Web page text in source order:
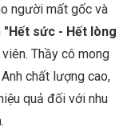
người mất gốc và
"Hết sức - Hết lòng
Thầy cô mong
chất lượng cao,
quả đối với nhu